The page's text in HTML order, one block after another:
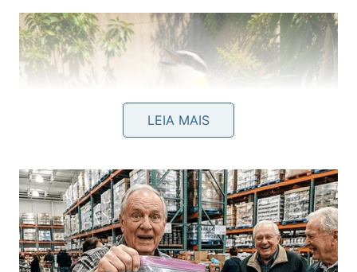
O bem-te-vi no jardim simboliza boas notícias, proteção e
um ambiente harmonioso.
Como deixar o jardim mais atrativo
LEIA MAIS